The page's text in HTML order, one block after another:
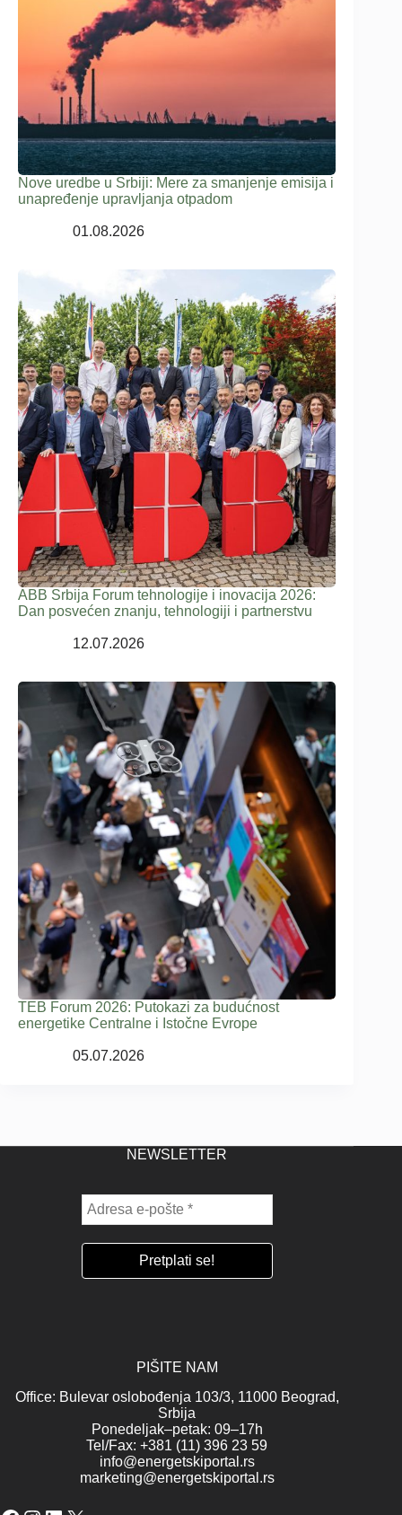
Nove uredbe u Srbiji: Mere za smanjenje emisija i
unapređenje upravljanja otpadom
01.08.2026
ABB Srbija Forum tehnologije i inovacija 2026:
Dan posvećen znanju, tehnologiji i partnerstvu
12.07.2026
TEB Forum 2026: Putokazi za budućnost
energetike Centralne i Istočne Evrope
05.07.2026
NEWSLETTER
PIŠITE NAM
Office: Bulevar oslobođenja 103/3, 11000 Beograd,
Srbija
Ponedeljak–petak: 09–17h
Tel/Fax: +381 (11) 396 23 59
info@energetskiportal.rs
marketing@energetskiportal.rs